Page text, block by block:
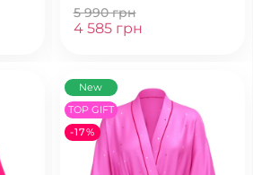
5 990 грн
4 585 грн
New
TOP GIFT
-17%